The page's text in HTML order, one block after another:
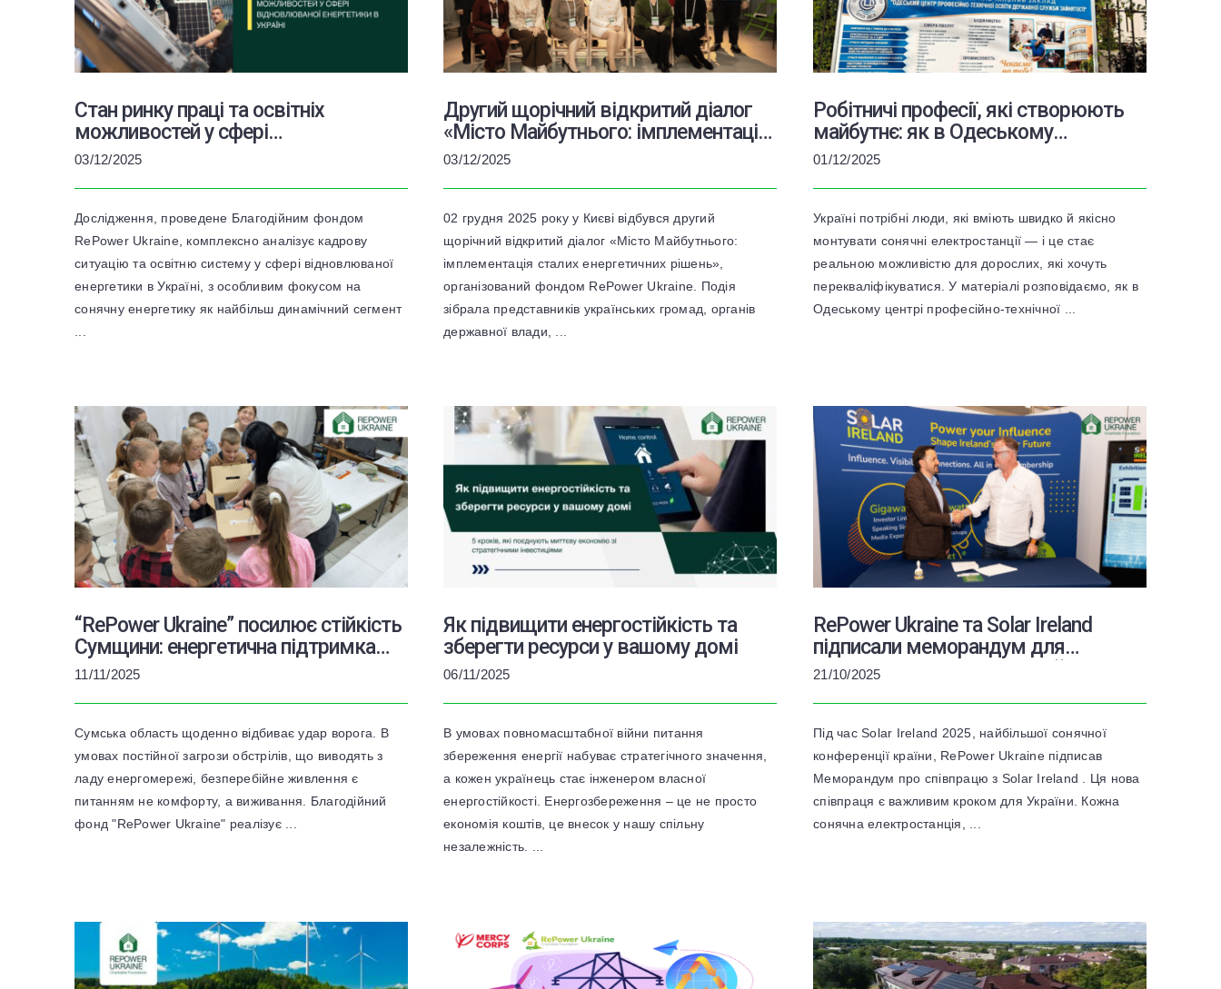
Стан ринку праці та освітніх
можливостей у сфері
відновлюваної енергетики в
03/12/2025
Дослідження, проведене Благодійним фондом
RePower Ukraine, комплексно аналізує кадрову
ситуацію та освітню систему у сфері відновлюваної
енергетики в Україні, з особливим фокусом на
сонячну енергетику як найбільш динамічний сегмент
Другий щорічний відкритий діалог
«Місто Майбутнього: імплементація
сталих енергетичних рішень» від
03/12/2025
02 грудня 2025 року у Києві відбувся другий
щорічний відкритий діалог «Місто Майбутнього:
імплементація сталих енергетичних рішень»,
організований фондом RePower Ukraine. Подія
зібрала представників українських громад, органів
державної влади, ...
Робітничі професії, які створюють
майбутнє: як в Одеському
навчальному центрі готують
01/12/2025
Україні потрібні люди, які вміють швидко й якісно
монтувати сонячні електростанції — і це стає
реальною можливістю для дорослих, які хочуть
перекваліфікуватися. У матеріалі розповідаємо, як в
Одеському центрі професійно-технічної ...
“RePower Ukraine” посилює стійкість
Сумщини: енергетична підтримка
для освіти та медицини
11/11/2025
Сумська область щоденно відбиває удар ворога. В
умовах постійної загрози обстрілів, що виводять з
ладу енергомережі, безперебійне живлення є
питанням не комфорту, а виживання. Благодійний
фонд "RePower Ukraine" реалізує ...
Як підвищити енергостійкість та
зберегти ресурси у вашому домі
06/11/2025
В умовах повномасштабної війни питання
збереження енергії набуває стратегічного значення,
а кожен українець стає інженером власної
енергостійкості. Енергозбереження – це не просто
економія коштів, це внесок у нашу спільну
незалежність. ...
RePower Ukraine та Solar Ireland
підписали меморандум для
посилення енергетичної стійкості
21/10/2025
Під час Solar Ireland 2025, найбільшої сонячної
конференції країни, RePower Ukraine підписав
Меморандум про співпрацю з Solar Ireland . Ця нова
співпраця є важливим кроком для України. Кожна
сонячна електростанція, ...